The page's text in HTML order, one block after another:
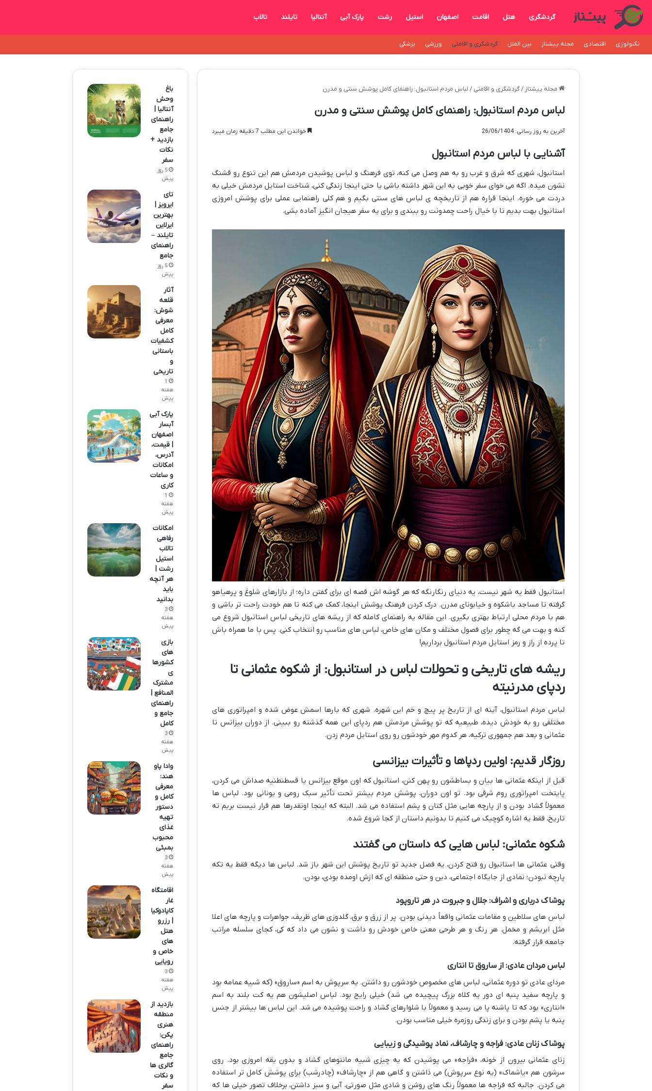
گردشگری هتل اقامت اصفهان استیل رشت پارک آبی آنتالیا تایلند تالاب
تکنولوژی اقتصادی مجله پیشتاز بین الملل گردشگری و اقامتی ورزشی پزشکی
مجله پیشتاز / گردشگری و اقامتی / لباس مردم استانبول: راهنمای کامل پوشش سنتی و مدرن
لباس مردم استانبول: راهنمای کامل پوشش سنتی و مدرن
آخرین به روز رسانی: 26/06/1404 خواندن این مطلب 7 دقیقه زمان میبرد
آشنایی با لباس مردم استانبول
استانبول، شهری که شرق و غرب رو به هم وصل می کنه، توی فرهنگ و لباس پوشیدن مردمش هم این تنوع رو قشنگ
نشون میده. اگه می خوای سفر خوبی به این شهر داشته باشی یا حتی اینجا زندگی کنی، شناخت استایل مردمش خیلی به
دردت می خوره. اینجا قراره هم از تاریخچه ی لباس های سنتی بگیم و هم کلی راهنمایی عملی برای پوشش امروزی
استانبول بهت بدیم تا با خیال راحت چمدونت رو ببندی و برای یه سفر هیجان انگیز آماده بشی.
استانبول فقط یه شهر نیست، یه دنیای رنگارنگه که هر گوشه اش قصه ای برای گفتن داره؛ از بازارهای شلوغ و پرهیاهو
گرفته تا مساجد باشکوه و خیابونای مدرن. درک کردن فرهنگ پوشش اینجا، کمک می کنه تا هم خودت راحت تر باشی و
هم با مردم محلی ارتباط بهتری بگیری. این مقاله یه راهنمای کامله که از ریشه های تاریخی لباس استانبول شروع می
کنه و بهت می گه چطور برای فصول مختلف و مکان های خاص، لباس های مناسب رو انتخاب کنی. پس با ما همراه باش
تا پرده از راز و رمز استایل مردم استانبول برداریم!
ریشه های تاریخی و تحولات لباس در استانبول: از شکوه عثمانی تا
ردپای مدرنیته
لباس مردم استانبول، آینه ای از تاریخ پر پیچ و خم این شهره. شهری که بارها اسمش عوض شده و امپراتوری های
مختلفی رو به خودش دیده، طبیعیه که تو پوشش مردمش هم ردپای این همه گذشته رو ببینی. از دوران بیزانس تا
عثمانی و بعد هم جمهوری ترکیه، هر کدوم مهر خودشون رو روی استایل مردم زدن.
روزگار قدیم: اولین ردپاها و تأثیرات بیزانسی
قبل از اینکه عثمانی ها بیان و بساطشون رو پهن کنن، استانبول که اون موقع بیزانس یا قسطنطنیه صداش می کردن،
پایتخت امپراتوری روم شرقی بود. تو اون دوران، پوشش مردم بیشتر تحت تأثیر سبک رومی و یونانی بود. لباس ها
معمولاً گشاد بودن و از پارچه هایی مثل کتان و پشم استفاده می شد. البته که اینجا اونقدرها هم قرار نیست بریم ته
تاریخ، فقط یه اشاره کوچیک می کنیم تا بدونیم داستان از کجا شروع شده.
شکوه عثمانی: لباس هایی که داستان می گفتند
وقتی عثمانی ها استانبول رو فتح کردن، یه فصل جدید تو تاریخ پوشش این شهر باز شد. لباس ها دیگه فقط یه تکه
پارچه نبودن؛ نمادی از جایگاه اجتماعی، دین و حتی منطقه ای که ازش اومده بودی، بودن.
پوشاک درباری و اشراف: جلال و جبروت در هر تاروپود
لباس های سلاطین و مقامات عثمانی واقعاً دیدنی بودن. پر از زرق و برق، گلدوزی های ظریف، جواهرات و پارچه های اعلا
مثل ابریشم و مخمل. هر رنگ و هر طرحی معنی خاص خودش رو داشت و نشون می داد که کی، کجای سلسله مراتب
جامعه قرار گرفته.
لباس مردان عادی: از ساروق تا انتاری
مردای عادی تو دوره عثمانی، لباس های مخصوص خودشون رو داشتن. یه سرپوش به اسم «ساروق» (که شبیه عمامه بود
و پارچه سفید پنبه ای دور یه کلاه بزرگ پیچیده می شد) خیلی رایج بود. لباس اصلیشون هم یه کت بلند به اسم
«انتاری» بود که تا پاشنه پا می رسید و معمولاً با شلوارهای گشاد و راحت پوشیده می شد. این لباس ها بیشتر از جنس
پنبه یا پشم بودن و برای زندگی روزمره خیلی مناسب بودن.
پوشاک زنان عادی: فراجه و چارشاف، نماد پوشیدگی و زیبایی
زنای عثمانی بیرون از خونه، «فراجه» می پوشیدن که یه چیزی شبیه مانتوهای گشاد و بدون یقه امروزی بود. روی
سرشون هم «یاشماک» (یه نوع سرپوش) می ذاشتن و گاهی هم از «چارشاف» (چادرشب) برای پوشش کامل تر استفاده
می کردن. جالبه که فراجه ها معمولاً رنگ های روشن و شادی مثل صورتی، آبی و سبز داشتن، برخلاف تصور خیلی ها که
باغ
وحش
آنتالیا |
راهنمای
جامع
بازدید +
نکات
سفر
5 روز
پیش
تای
ایرویز |
بهترین
ایرلاین
تایلند –
راهنمای
جامع
5 روز
پیش
آثار
قلعه
شوش:
معرفی
کامل
کشفیات
باستانی
و
تاریخی
1
هفته
پیش
پارک آبی
آبسار
اصفهان
| قیمت،
آدرس،
امکانات
و ساعات
کاری
1
هفته
پیش
امکانات
رفاهی
تالاب
استیل
رشت |
هر آنچه
باید
بدانید
3
هفته
پیش
بازی
های
کشورها
ی
مشترک
المنافع |
راهنمای
جامع و
کامل
3
هفته
پیش
وادا پاو
هند:
معرفی
کامل و
دستور
تهیه
غذای
محبوب
بمبئی
3
هفته
پیش
اقامتگاه
غار
کاپادوکیا
| رزرو
هتل
های
خاص و
رویایی
3
هفته
پیش
بازدید از
منطقه
هنری
پکن:
راهنمای
جامع
گالری ها
و نکات
سفر